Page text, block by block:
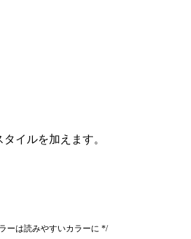
イルを加えます。
ーは読みやすいカラーに */